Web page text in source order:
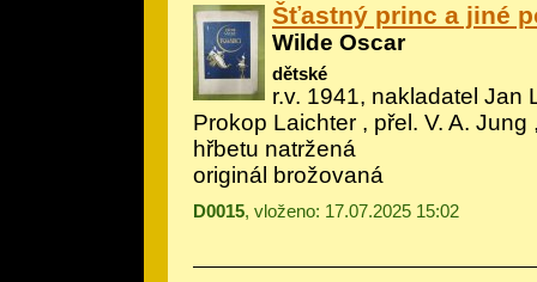
Šťastný princ a jiné
Wilde Oscar
dětské
r.v. 1941, nakladatel Jan
Prokop Laichter , přel. V. A.
hřbetu natržená
originál brožovaná
D0015, vloženo: 17.07.2025 15:02